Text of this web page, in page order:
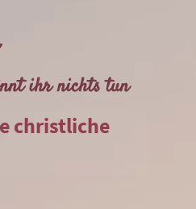
ihr nichts tun
christliche